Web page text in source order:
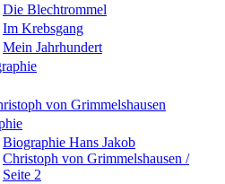
Die Blechtrommel
Im Krebsgang
Mein Jahrhundert
von Grimmelshausen
Biographie Hans Jakob
Christoph von Grimmelshausen /
Seite 2